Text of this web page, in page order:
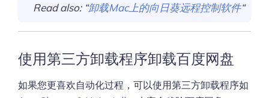
Read also: “卸载Mac上的向日葵远程控制软件“
使用第三方卸载程序卸载百度网盘
如果您更喜欢自动化过程，可以使用第三方卸载程序如